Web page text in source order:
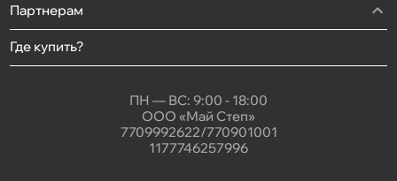
Партнерам
Где купить?
ПН — ВС: 9:00 - 18:00
ООО «Май Степ»
7709992622/770901001
1177746257996